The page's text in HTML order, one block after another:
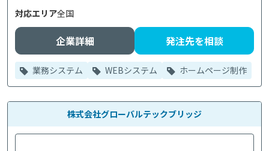
対応エリア全国
企業詳細 発注先を相談
業務システム WEBシステム ホームページ制作
株式会社グローバルテックブリッジ